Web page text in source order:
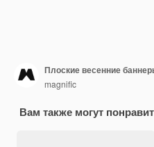
Плоские весенние
magnific
Вам также могут